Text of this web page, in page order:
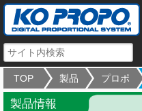
TOP 製品 プロポ
製品情報